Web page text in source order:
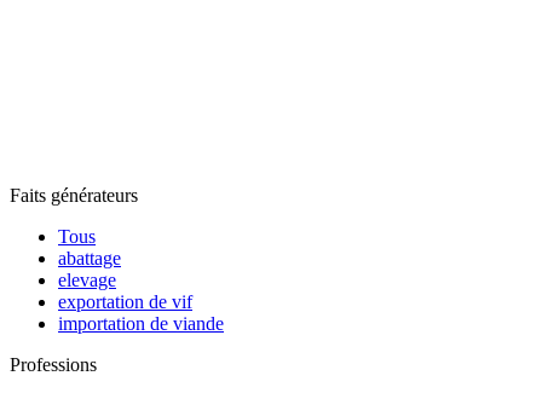
Faits générateurs
Tous
abattage
elevage
exportation de vif
importation de viande
Professions